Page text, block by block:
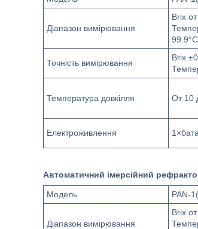
Діапазон вимірювання
Brix
99.9°C
Точність вимірювання
Brix
Температура довкілля От 10
Електроживлення
Автоматичний імерсійний
Модель PAN-
Діапазон вимірювання
Brix